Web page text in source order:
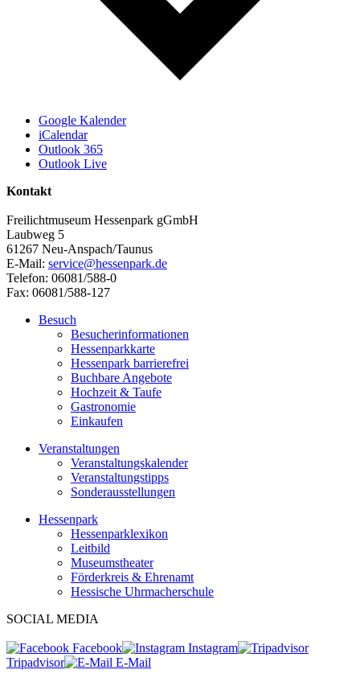
Google Kalender
iCalendar
Outlook 365
Outlook Live
Kontakt
Freilichtmuseum Hessenpark gGmbH
Laubweg 5
61267 Neu-Anspach/Taunus
E-Mail: service@hessenpark.de
Telefon: 06081/588-0
Fax: 06081/588-127
Besuch
Besucherinformationen
Hessenparkkarte
Hessenpark barrierefrei
Buchbare Angebote
Hochzeit & Taufe
Gastronomie
Einkaufen
Veranstaltungen
Veranstaltungskalender
Veranstaltungstipps
Sonderausstellungen
Hessenpark
Hessenparklexikon
Leitbild
Museumstheater
Förderkreis & Ehrenamt
Hessische Uhrmacherschule
SOCIAL MEDIA
Facebook
Instagram
Tripadvisor
E-Mail